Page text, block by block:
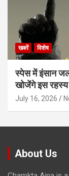
खबरें विशेष
स्पेस में इंसान
खोजेंगे इस रहस्य
July 16, 2026
About Us